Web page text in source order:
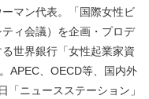
マン代表。「国際女性ビ
ィ会議）を企画・プロデ
世界銀行「女性起業家資
APEC、OECD等、国内外
ニュースステーション」